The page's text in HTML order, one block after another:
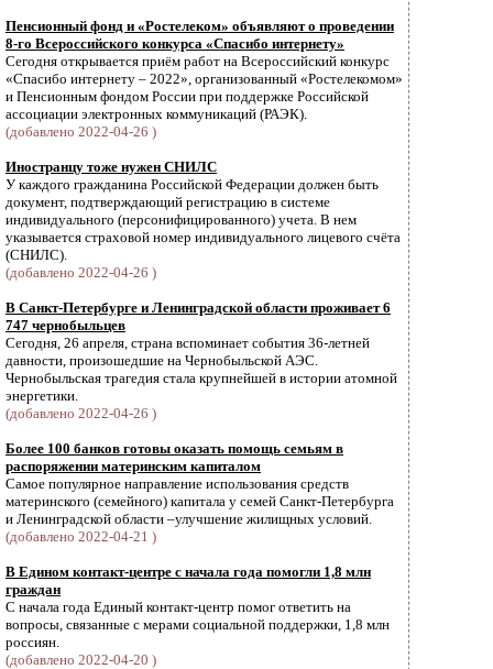
Пенсионный фонд и «Ростелеком» объявляют о проведении
8-го Всероссийского конкурса «Спасибо интернету»
Сегодня открывается приём работ на Всероссийский конкурс
«Спасибо интернету – 2022», организованный «Ростелекомом»
и Пенсионным фондом России при поддержке Российской
ассоциации электронных коммуникаций (РАЭК).
(добавлено 2022-04-26 )
Иностранцу тоже нужен СНИЛС
У каждого гражданина Российской Федерации должен быть
документ, подтверждающий регистрацию в системе
индивидуального (персонифицированного) учета. В нем
указывается страховой номер индивидуального лицевого счёта
(СНИЛС).
(добавлено 2022-04-26 )
В Санкт-Петербурге и Ленинградской области проживает 6
747 чернобыльцев
Сегодня, 26 апреля, страна вспоминает события 36-летней
давности, произошедшие на Чернобыльской АЭС.
Чернобыльская трагедия стала крупнейшей в истории атомной
энергетики.
(добавлено 2022-04-26 )
Более 100 банков готовы оказать помощь семьям в
распоряжении материнским капиталом
Самое популярное направление использования средств
материнского (семейного) капитала у семей Санкт-Петербурга
и Ленинградской области –улучшение жилищных условий.
(добавлено 2022-04-21 )
В Едином контакт-центре с начала года помогли 1,8 млн
граждан
С начала года Единый контакт-центр помог ответить на
вопросы, связанные с мерами социальной поддержки, 1,8 млн
россиян.
(добавлено 2022-04-20 )